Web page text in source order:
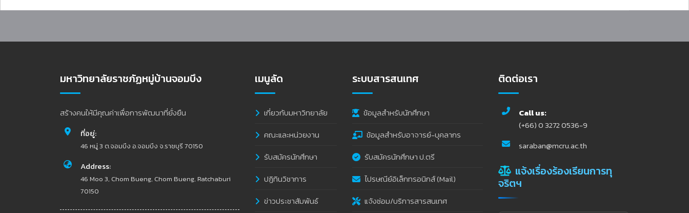
มหาวิทยาลัยราชภัฏหมู่บ้านจอมบึง
สร้างคนให้มีคุณค่าเพื่อการพัฒนาที่ยั่งยืน
ที่อยู่:
46 หมู่ 3 ต.จอมบึง อ.จอมบึง จ.ราชบุรี 70150
Address:
46 Moo 3, Chom Bueng, Chom Bueng, Ratchaburi
70150
เมนูลัด
เกี่ยวกับมหาวิทยาลัย
คณะและหน่วยงาน
รับสมัครนักศึกษา
ปฏิทินวิชาการ
ข่าวประชาสัมพันธ์
ระบบสารสนเทศ
ข้อมูลสำหรับนักศึกษา
ข้อมูลสำหรับอาจารย์-บุคลากร
รับสมัครนักศึกษา ป.ตรี
ไปรษณีย์อิเล็กทรอนิกส์ (Mail)
แจ้งซ่อม/บริการสารสนเทศ
ติดต่อเรา
Call us:
(+66) 0 3272 0536-9
saraban@mcru.ac.th
แจ้งเรื่องร้องเรียนการทุ
จริตฯ